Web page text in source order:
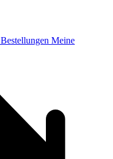
Bestellungen Meine